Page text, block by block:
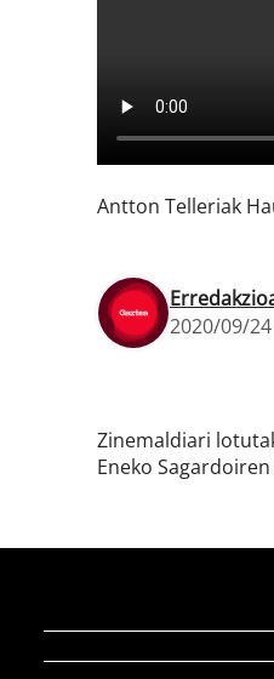
Antton Telleriak
2020/09/
Zinemaldiari
Eneko